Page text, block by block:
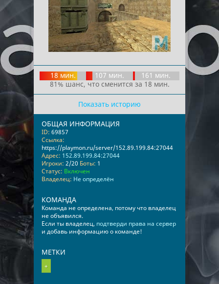
18 мин. 107 мин.
161 мин.
81% шанс, что сменится за 18 мин.
Показать историю
ОБЩАЯ ИНФОРМАЦИЯ
ID: 69857
Ссылка:
https://playmon.ru/server/152.89.199.84:27044
Адрес: 152.89.199.84:27044
Игроки: 2/20 Боты: 1
Статус: Включен
Владелец: Не определён
КОМАНДА
Команда не определена, потому что владелец
не объявился.
Если ты владелец, подтверди права на сервер
и добавь информацию о команде!
МЕТКИ
+